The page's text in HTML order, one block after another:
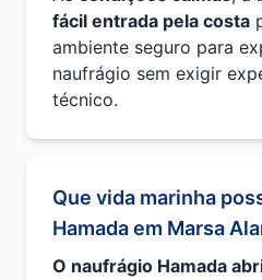
fácil entrada pela costa
ambiente seguro para
naufrágio sem exigir
técnico.
Que vida marinha
Hamada em Marsa
O naufrágio Hamada